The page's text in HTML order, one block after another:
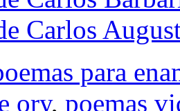
Carlos
para
ory, poemas